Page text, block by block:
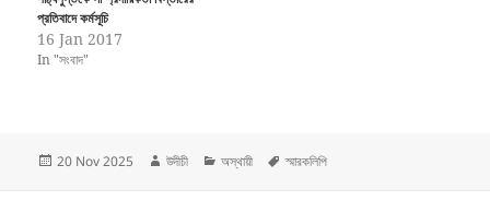
প্রতিবাদে কর্মসূচি
16 Jan 2017
In "সংবাদ"
Posted
20 Nov 2025 Author
উদীচী Categories
অস্থায়ী Tags
স্মারকলিপি